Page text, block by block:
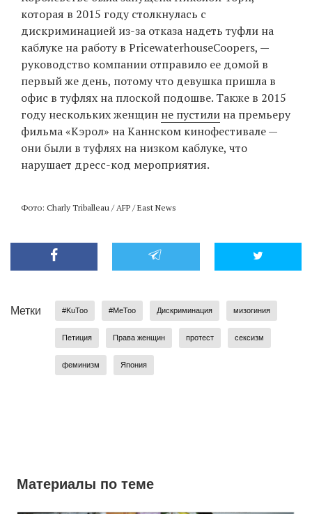
которая в 2015 году столкнулась с
дискриминацией из-за отказа надеть туфли на
каблуке на работу в PricewaterhouseCoopers, —
руководство компании отправило ее домой в
первый же день, потому что девушка пришла в
офис в туфлях на плоской подошве. Также в 2015
году нескольких женщин не пустили на премьеру
фильма «Кэрол» на Каннском кинофестивале —
они были в туфлях на низком каблуке, что
нарушает дресс-код мероприятия.
Фото: Charly Triballeau / AFP / East News
Метки #KuToo #MeToo Дискриминация мизогиния
Петиция Права женщин протест сексизм
феминизм Япония
Материалы по теме